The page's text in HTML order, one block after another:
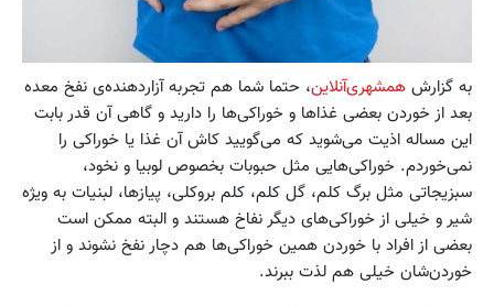
به گزارش همشهری‌آنلاین، حتما شما هم تجربه آزاردهنده‌ی نفخ معده
بعد از خوردن بعضی غذاها و خوراکی‌ها را دارید و گاهی آن قدر بابت
این مساله اذیت می‌شوید که می‌گویید کاش آن غذا یا خوراکی را
نمی‌خوردم. خوراکی‌هایی مثل حبوبات بخصوص لوبیا و نخود،
سبزیجاتی مثل برگ کلم، گل کلم، کلم بروکلی، پیازها، لبنیات به ویژه
شیر و خیلی از خوراکی‌های دیگر نفاخ هستند و البته ممکن است
بعضی از افراد با خوردن همین‌ خوراکی‌ها هم دچار نفخ نشوند و از
خوردن‌شان خیلی هم لذت ببرند.